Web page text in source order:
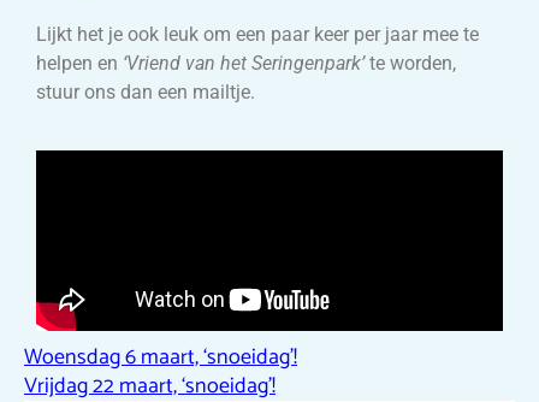
Lijkt het je ook leuk om een paar keer per jaar mee te
helpen en ‘Vriend van het Seringenpark’te worden,
stuur ons dan een mailtje.
Woensdag 6 maart, ‘snoeidag’!
Vrijdag 22 maart, ‘snoeidag’!